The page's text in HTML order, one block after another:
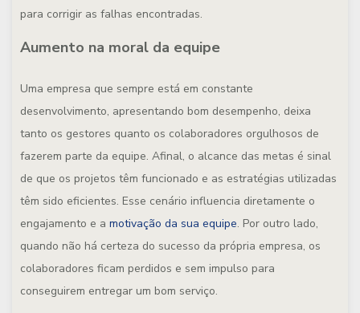
para corrigir as falhas encontradas.
Aumento na moral da equipe
Uma empresa que sempre está em constante
desenvolvimento, apresentando bom desempenho, deixa
tanto os gestores quanto os colaboradores orgulhosos de
fazerem parte da equipe. Afinal, o alcance das metas é sinal
de que os projetos têm funcionado e as estratégias utilizadas
têm sido eficientes. Esse cenário influencia diretamente o
engajamento e a motivação da sua equipe. Por outro lado,
quando não há certeza do sucesso da própria empresa, os
colaboradores ficam perdidos e sem impulso para
conseguirem entregar um bom serviço.